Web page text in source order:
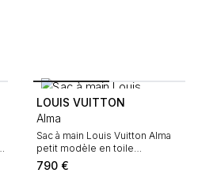
LOUIS VUITTON
Alma
Sac à main Louis Vuitton Alma
petit modèle en toile
monogram marron et cuir naturel
790 €